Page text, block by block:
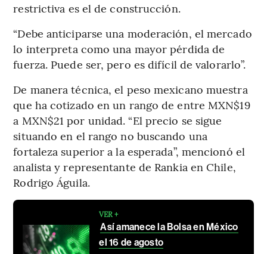
restrictiva es el de construcción.
“Debe anticiparse una moderación, el mercado
lo interpreta como una mayor pérdida de
fuerza. Puede ser, pero es difícil de valorarlo”.
De manera técnica, el peso mexicano muestra
que ha cotizado en un rango de entre MXN$19
a MXN$21 por unidad. “El precio se sigue
situando en el rango no buscando una
fortaleza superior a la esperada”, mencionó el
analista y representante de Rankia en Chile,
Rodrigo Águila.
VER +
Así amanece la Bolsa en México
el 16 de agosto